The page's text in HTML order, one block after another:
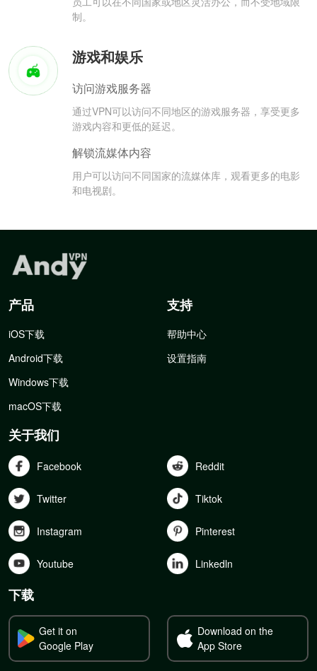
制。
游戏和娱乐
访问游戏服务器
通过VPN可以访问不同地区的游戏服务器，享受更多
游戏内容和更低的延迟。
解锁流媒体内容
用户可以访问不同国家的流媒体库，观看更多的电影
和电视剧。
产品
iOS下载
Android下载
Windows下载
macOS下载
支持
帮助中心
设置指南
关于我们
Facebook Reddit
Twitter Tiktok
Instagram Pinterest
Youtube Linkedln
下载
Get it on
Google Play
Download on the
App Store